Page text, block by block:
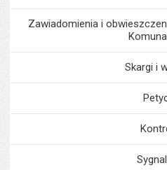
Zawiadomienia i
Skargi i